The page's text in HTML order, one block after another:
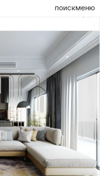
поискменю